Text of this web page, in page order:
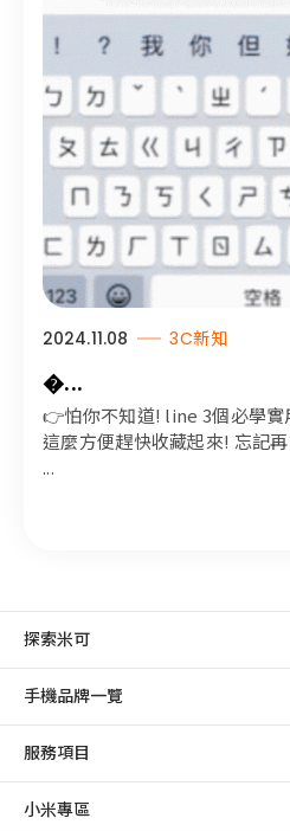
2024.11.08 3C新知
...
👉怕你不知道! line 3個必學
這麼方便趕快收藏起來! 忘記
...
探索米可
手機品牌一覽
服務項目
小米專區